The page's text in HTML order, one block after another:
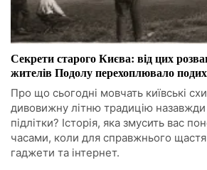
Секрети старого Києва: від цих
жителів Подолу перехоплювало подих
Про що сьогодні мовчать київські
дивовижну літню традицію назавжди
підлітки? Історія, яка змусить вас
часами, коли для справжнього щастя
гаджети та інтернет.